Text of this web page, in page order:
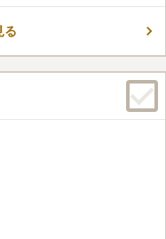
ゃんと一緒に眠ることができ
20件
霊園を探していました。都内
井川に隣接するこの霊園を
りに行きましたが見事な景
る